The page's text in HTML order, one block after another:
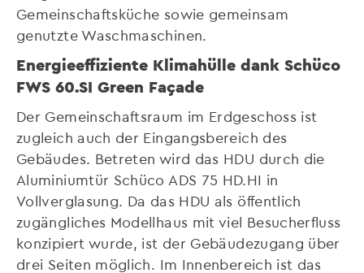
Gemeinschaftsküche sowie gemeinsam
genutzte Waschmaschinen.
Energieeffiziente Klimahülle dank Schüco
FWS 60.SI Green Façade
Der Gemeinschaftsraum im Erdgeschoss ist
zugleich auch der Eingangsbereich des
Gebäudes. Betreten wird das HDU durch die
Aluminiumtür Schüco ADS 75 HD.HI in
Vollverglasung. Da das HDU als öffentlich
zugängliches Modellhaus mit viel Besucherfluss
konzipiert wurde, ist der Gebäudezugang über
drei Seiten möglich. Im Innenbereich ist das